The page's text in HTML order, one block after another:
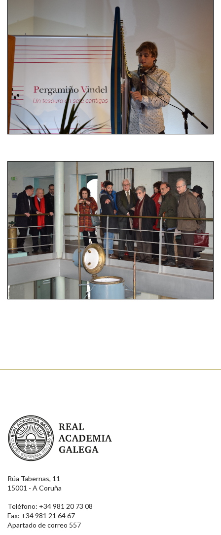
Real Academia Galega
Rúa Tabernas, 11
15001 - A Coruña
Teléfono: +34 981 20 73 08
Fax: +34 981 21 64 67
Apartado de correo 557